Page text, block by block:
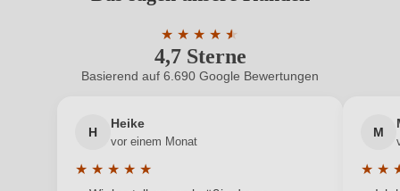
Cantina Gurrieri-Azienda Agricola Battaglia Graziella,
Neuer Kunde? Neuer Kunde?
Ihre E-Mail-Adresse
4,7 Sterne
★ ★ ★ ★ ★
★
Durchschnittliche Bewertung von 4.7
Basierend auf 6.690 Google Bewertungen
H
Heike
vor einem Monat
★ ★ ★ ★ ★
M
★ ★